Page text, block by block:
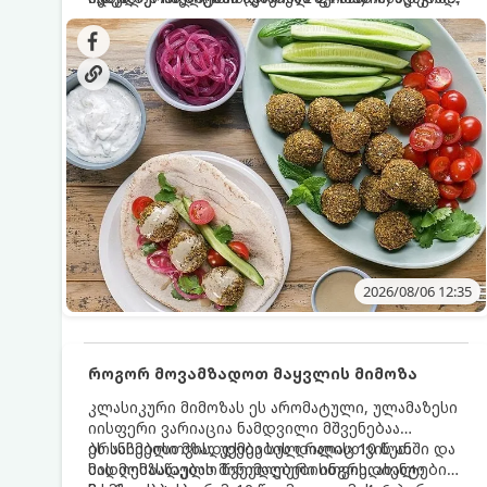
სალათებთან ერთად ან ტახინის (სესამის)
სოუსთან მირთმევისთვის.
იდეალურად შეინარჩუნოს და არ დაიშალოს.
დრო: 10–15 წუთი ულუფა: 20–24 ცალი ბურთულა
(4–6 პორცია)
2026/08/06 12:35
როგორ მოვამზადოთ მაყვლის მიმოზა
კლასიკური მიმოზას ეს არომატული, ულამაზესი
იისფერი ვარიაცია ნამდვილი მშვენებაა
ბრანჩებისთვის, უქმეების დილისთვის ან
სადღესასწაულო წვეულებებისთვის. ახალი
ეს სასმელი მზადდება სულ რაღაც 10 წუთში და
მის მომზადებას მინიმალური ინგრედიენტები